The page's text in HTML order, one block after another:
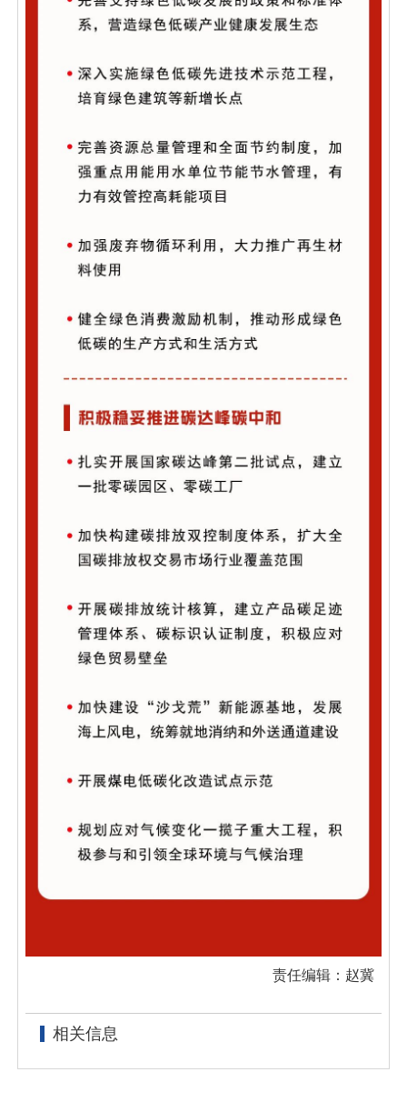
责任编辑：赵冀
相关信息